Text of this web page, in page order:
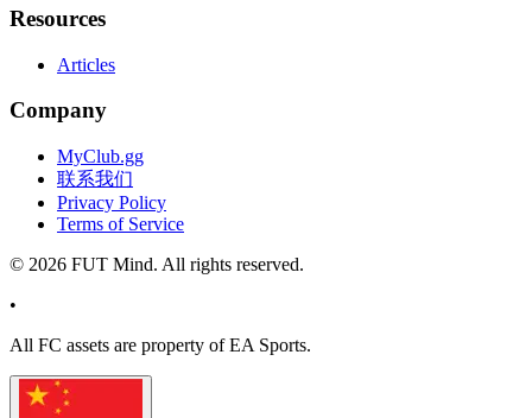
Resources
Articles
Company
MyClub.gg
联系我们
Privacy Policy
Terms of Service
© 2026 FUT Mind. All rights reserved.
•
All FC assets are property of EA Sports.